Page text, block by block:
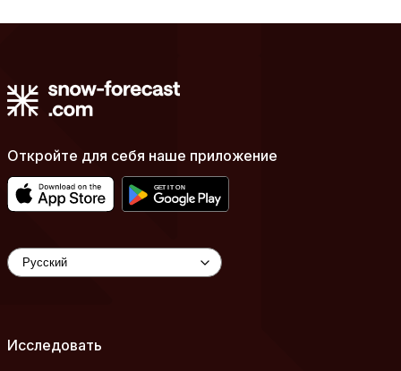
Откройте для себя наше приложение
Исследовать